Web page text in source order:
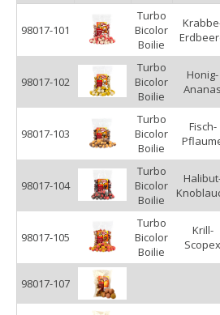
Die Turbo Bicolor Boilies wirken
Neuentdeckungseffekt, denn genau
die Fische höchstwahrscheinlich noch
Wenn sie zur richtigen Zeit am
passenden Montage angeboten
sicher nicht aus!
98017-101
Turbo
Bicolor
Boilie
98017-102
Turbo
Bicolor
Boilie
Honig-
Ananas
98017-103
Turbo
Bicolor
Boilie
Fisch-
98017-104
Turbo
Bicolor
Boilie
98017-105
Turbo
Bicolor
Boilie
Krill-
Scopex
98017-107